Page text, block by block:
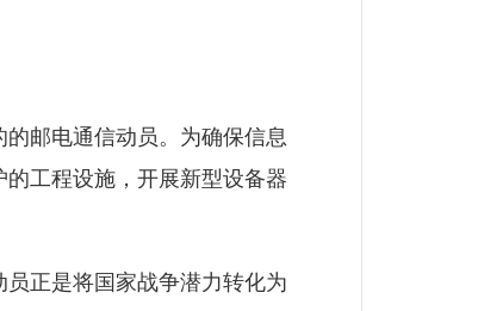
邮电通信动员。为确保信息
工程设施，开展新型设备器
正是将国家战争潜力转化为